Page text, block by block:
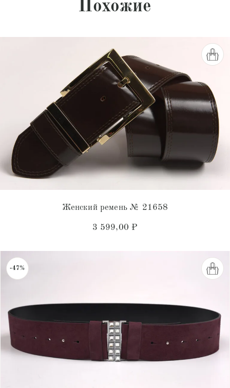
Похожие
Женский ремень № 21658
3 599,00 ₽
-47%